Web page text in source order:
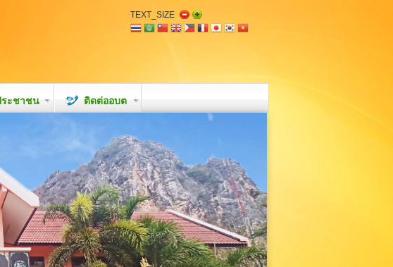
TEXT_SIZE
ระชาชน ติดต่ออบต